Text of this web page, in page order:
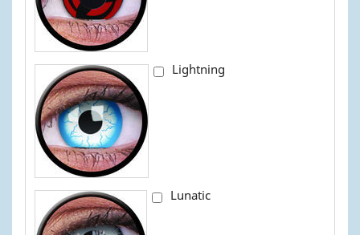
Lightning
Lunatic